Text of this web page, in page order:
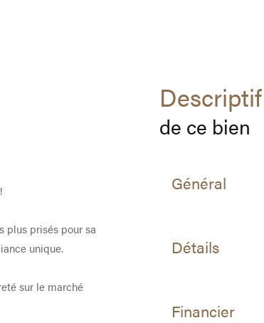
plus prisés pour sa
unique.
sur le marché
descriptif
de ce bien
Général
Détails
Financier